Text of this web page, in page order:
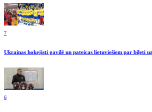
7
Ukrainas hokejisti gavilē un pateicas lietuviešiem par biļeti
6